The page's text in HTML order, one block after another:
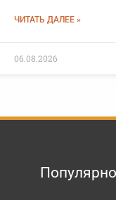
ЧИТАТЬ ДАЛЕЕ »
06.08.2026